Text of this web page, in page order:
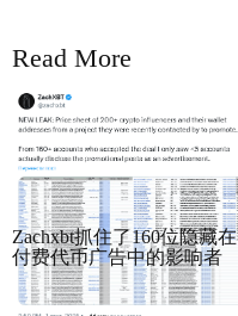
Read More
RRCNEWS_ZH
Zachxbt抓住了160位隐藏在
付费代币广告中的影响者
September 01, 2025